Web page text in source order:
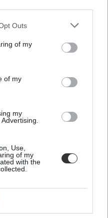
Outs
of my
of my
my
Use,
of my
with the
tekintélyt kell adni az
eltérő kommunikációs
egyes minisztériumok
felszabadulást,
az olyan, korábban porig
pontosan ez a lendület az,
is előtérbe rántott: az
beváltását, vagy más szóval
stressznek a kezeléséhez